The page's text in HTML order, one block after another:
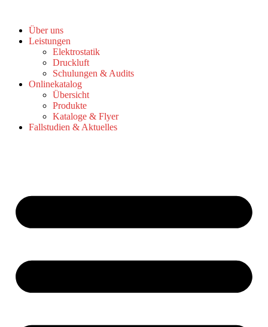
springenÜber uns
Leistungen
Elektrostatik
Druckluft
Schulungen & Audits
Onlinekatalog
Übersicht
Produkte
Kataloge & Flyer
Fallstudien & Aktuelles